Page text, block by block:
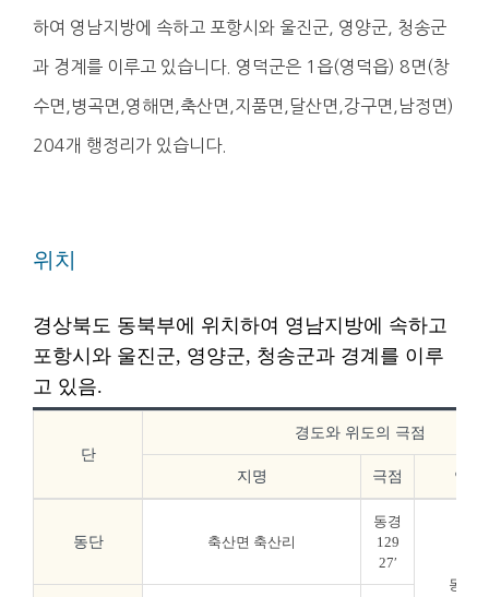
하여 영남지방에 속하고 포항시와 울진군, 영양군, 청송군
과 경계를 이루고 있습니다. 영덕군은 1읍(영덕읍) 8면(창
수면,병곡면,영해면,축산면,지품면,달산면,강구면,남정면)
204개 행정리가 있습니다.
위치
경상북도 동북부에 위치하여 영남지방에 속하고
포항시와 울진군, 영양군, 청송군과 경계를 이루
고 있음.
단
경도와 위도의 극점
지명 극점 연장
동단 축산면 축산리
동경
129
27′
동서